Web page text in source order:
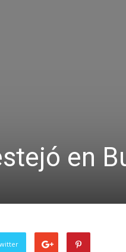
en